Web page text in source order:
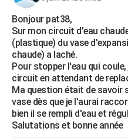
Bonjour pat38,
Sur mon circuit d'eau
(plastique) du vase
chaude) a laché.
Pour stopper l'eau qui
circuit en attendant de
Ma question était de savoir
vase dès que je l'aurai
bien il se rempli d'eau et
Salutations et bonne année